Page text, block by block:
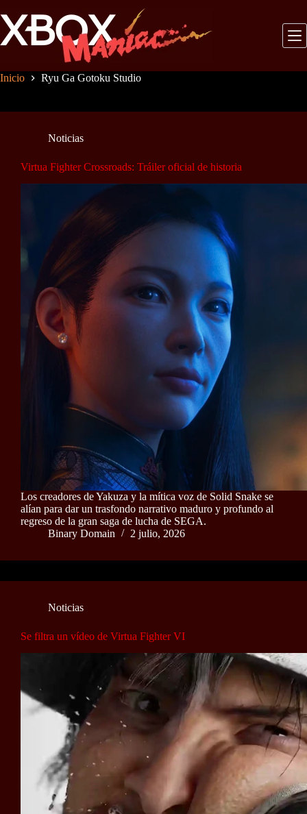
al
contenido
Inicio Ryu Ga Gotoku Studio
Noticias
Virtua Fighter Crossroads: Tráiler oficial de historia
Los creadores de Yakuza y la mítica voz de Solid Snake se
alían para dar un trasfondo narrativo maduro y profundo al
regreso de la gran saga de lucha de SEGA.
Binary Domain
2 julio, 2026
Noticias
Se filtra un vídeo de Virtua Fighter VI